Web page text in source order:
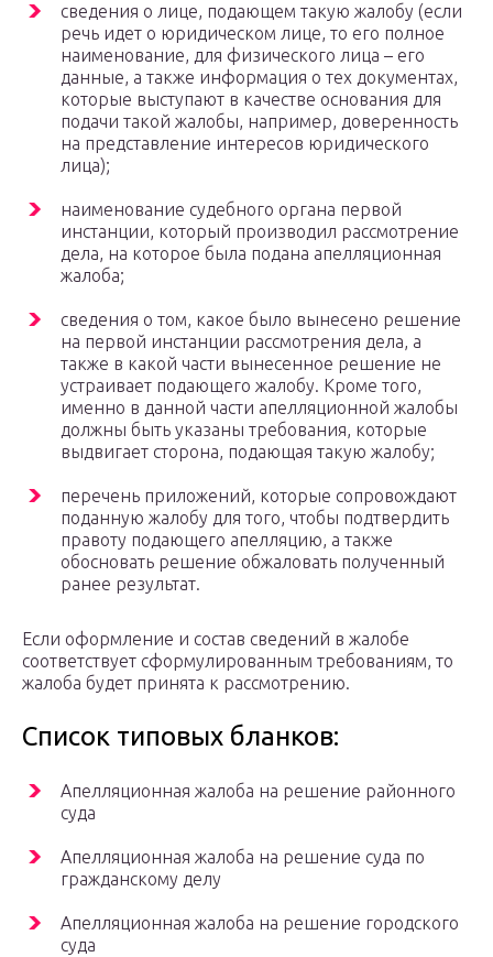
сведения о лице, подающем такую жалобу (если
речь идет о юридическом лице, то его полное
наименование, для физического лица – его
данные, а также информация о тех документах,
которые выступают в качестве основания для
подачи такой жалобы, например, доверенность
на представление интересов юридического
лица);
наименование судебного органа первой
инстанции, который производил рассмотрение
дела, на которое была подана апелляционная
жалоба;
сведения о том, какое было вынесено решение
на первой инстанции рассмотрения дела, а
также в какой части вынесенное решение не
устраивает подающего жалобу. Кроме того,
именно в данной части апелляционной жалобы
должны быть указаны требования, которые
выдвигает сторона, подающая такую жалобу;
перечень приложений, которые сопровождают
поданную жалобу для того, чтобы подтвердить
правоту подающего апелляцию, а также
обосновать решение обжаловать полученный
ранее результат.
Если оформление и состав сведений в жалобе
соответствует сформулированным требованиям, то
жалоба будет принята к рассмотрению.
Список типовых бланков:
Апелляционная жалоба на решение районного
суда
Апелляционная жалоба на решение суда по
гражданскому делу
Апелляционная жалоба на решение городского
суда